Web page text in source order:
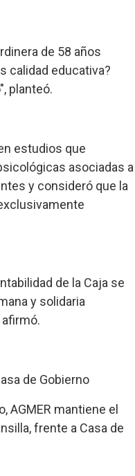
de 58 años
calidad educativa?
planteó.
estudios que
asociadas a
y consideró que la
de la Caja se
y solidaria
de Gobierno
AGMER mantiene el
frente a Casa de